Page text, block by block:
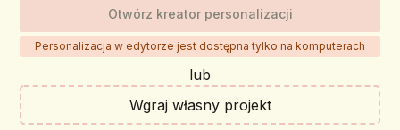
Otwórz kreator personalizacji
Personalizacja w edytorze jest dostępna tylko na komputerach
lub
Wgraj własny projekt